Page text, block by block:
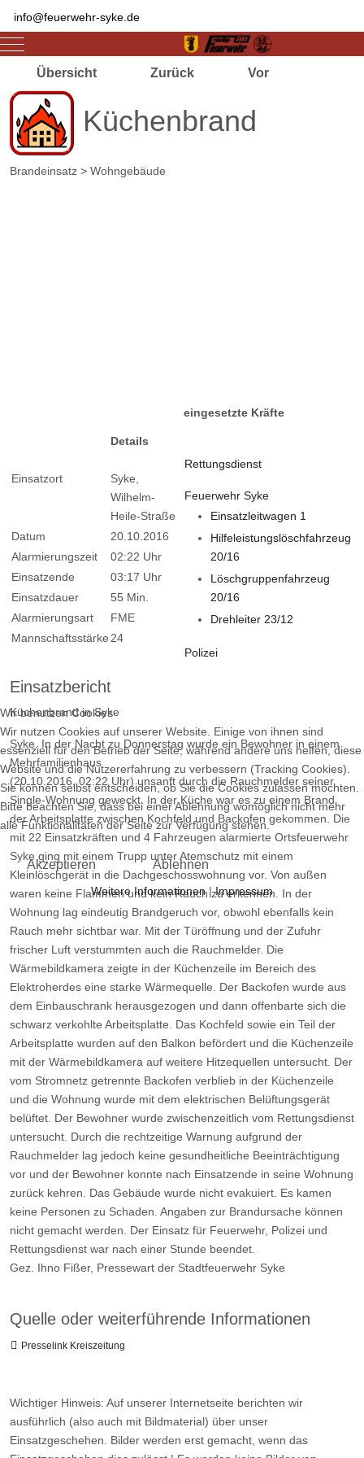
info@feuerwehr-syke.de
Mobile Menu Toggle
Übersicht Zurück Vor
Küchenbrand
Brandeinsatz > Wohngebäude
Einsatzort
Details
Syke,
Wilhelm-
Heile-Straße
Datum
20.10.2016
Alarmierungszeit
02:22 Uhr
Einsatzende
03:17 Uhr
Einsatzdauer
55 Min.
Alarmierungsart
FME
Mannschaftsstärke 24
eingesetzte Kräfte
Rettungsdienst
Feuerwehr Syke
Einsatzleitwagen 1
Hilfeleistungslöschfahrzeug
20/16
Löschgruppenfahrzeug
20/16
Drehleiter 23/12
Polizei
Einsatzbericht
Küchenbrand in Syke
Syke. In der Nacht zu Donnerstag wurde ein Bewohner in einem
Mehrfamilienhaus
(20.10.2016, 02:22 Uhr) unsanft durch die Rauchmelder seiner
Single-Wohnung geweckt. In der Küche war es zu einem Brand
der Arbeitsplatte zwischen Kochfeld und Backofen gekommen. Die
mit 22 Einsatzkräften und 4 Fahrzeugen alarmierte Ortsfeuerwehr
Syke ging mit einem Trupp unter Atemschutz mit einem
Kleinlöschgerät in die Dachgeschosswohnung vor. Von außen
waren keine Flammen und kein Rauch zu erkennen. In der
Wohnung lag eindeutig Brandgeruch vor, obwohl ebenfalls kein
Rauch mehr sichtbar war. Mit der Türöffnung und der Zufuhr
frischer Luft verstummten auch die Rauchmelder. Die
Wärmebildkamera zeigte in der Küchenzeile im Bereich des
Elektroherdes eine starke Wärmequelle. Der Backofen wurde aus
dem Einbauschrank herausgezogen und dann offenbarte sich die
schwarz verkohlte Arbeitsplatte. Das Kochfeld sowie ein Teil der
Arbeitsplatte wurden auf den Balkon befördert und die Küchenzeile
mit der Wärmebildkamera auf weitere Hitzequellen untersucht. Der
vom Stromnetz getrennte Backofen verblieb in der Küchenzeile
und die Wohnung wurde mit dem elektrischen Belüftungsgerät
belüftet. Der Bewohner wurde zwischenzeitlich vom Rettungsdienst
untersucht. Durch die rechtzeitige Warnung aufgrund der
Rauchmelder lag jedoch keine gesundheitliche Beeinträchtigung
vor und der Bewohner konnte nach Einsatzende in seine Wohnung
zurück kehren. Das Gebäude wurde nicht evakuiert. Es kamen
keine Personen zu Schaden. Angaben zur Brandursache können
nicht gemacht werden. Der Einsatz für Feuerwehr, Polizei und
Rettungsdienst war nach einer Stunde beendet.
Gez. Ihno Fißer, Pressewart der Stadtfeuerwehr Syke
Quelle oder weiterführende Informationen
Presselink Kreiszeitung
Wichtiger Hinweis: Auf unserer Internetseite berichten wir
ausführlich (also auch mit Bildmaterial) über unser
Einsatzgeschehen. Bilder werden erst gemacht, wenn das
Wir benutzen Cookies
Wir nutzen Cookies auf unserer Website. Einige von ihnen sind
essenziell für den Betrieb der Seite, während andere uns helfen, diese
Website und die Nutzererfahrung zu verbessern (Tracking Cookies).
Sie können selbst entscheiden, ob Sie die Cookies zulassen möchten.
Bitte beachten Sie, dass bei einer Ablehnung womöglich nicht mehr
alle Funktionalitäten der Seite zur Verfügung stehen.
Akzeptieren Ablehnen
Weitere Informationen|Impressum